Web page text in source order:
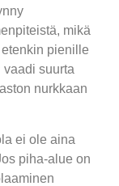
mikä
pienille
suurta
nurkkaan
ei ole aina
piha-alue on